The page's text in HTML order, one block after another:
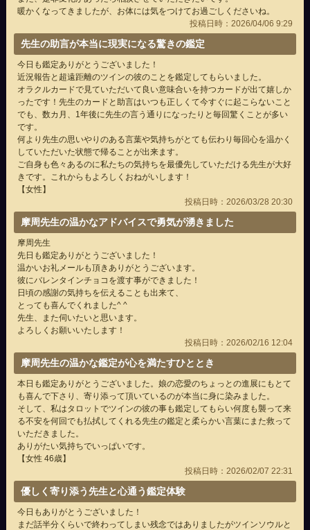
暖かくなってきましたが、お体には気をつけてお過ごしくださいね。
投稿日時：2026/04/06 9:29
先生の助言が本当に現実になる驚きの鑑定
今日も鑑定ありがとうございました！
近況報告と超遠距離のツインの彼のことを鑑定してもらいました。
オラクルカードで見ていただいて良い意味合いを持つカードが出て嬉しか
ったです！先生のカードと助言はいつも正しくて今すぐに起こらないこと
でも、数カ月、1年後に先生の言う通りになったりと毎回驚くことが多い
です。
何より先生の思いやりのある言葉や気持ちがとても伝わり毎回心を温かく
していただいた状態で帰ることが出来ます。
ご自身も色々あるのに私たちの気持ちを最優先していただける先生が大好
きです。これからもよろしくおねがいします！
【女性】
投稿日時：2026/03/28 20:30
摩周先生の温かなアドバイスで勇気が湧きました
摩周先生
先日も鑑定ありがとうございました！
温かいお礼メールも頂きありがとうございます。
彼にバレンタインチョコを渡す事ができました！
日頃の感謝の気持ちを伝えることも出来て、
とっても喜んでくれました^ ^
先生、また伺いたいと思います。
よろしくお願いいたします！
投稿日時：2026/02/16 12:04
摩周先生の温かな鑑定が心を満たすひととき
本日も鑑定ありがとうございました。娘の恋愛のちょっとの進展にもとて
も喜んで下さり、寄り添って頂いているのが本当に身に染みました。
そして、私はタロットでツインの彼の事も鑑定してもらい何度も襲って来
る不安を何回でも払拭してくれる先生の鑑定と柔らかい言葉にまた救って
いただきました。
ありがたい気持ちでいっぱいです。
【女性 46歳】
投稿日時：2026/02/07 22:31
優しく寄り添う先生と心通う鑑定体験
今日もありがとうございました！
まだ話半分くらいで終わってしまい残念ではありましたがツインソウルと